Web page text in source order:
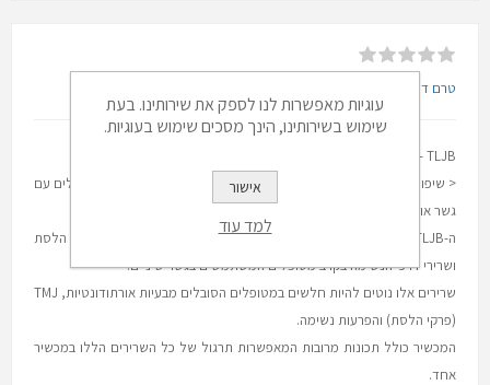
טרם דורג המוצר
Myotalea® Tongue, Lip & Jaw Appliance for Braces - TLJB
< שיפור כוח השרירים של הלשון, השפתיים, הלסת ודרכי הנשימה במטופלים עם
גשר אורתודונטי.
ה-TLJB מתמקד בשיפור חוזק וגמישות השרירים של הלשון, השפתיים, הלסת
ושרירי דרכי הנשימה בקרב מטופלים המשתמשים בגשר שיניים.
שרירים אלו נוטים להיות חלשים במטופלים הסובלים מבעיות אורתודונטיות, TMJ
(פרקי הלסת) והפרעות נשימה.
המכשיר כולל תכונות מרובות המאפשרות תרגול של כל השרירים הללו במכשיר
אחד.
עוגיות מאפשרות לנו לספק את שירותינו. בעת
שימוש בשירותינו, הינך מסכים שימוש בעוגיות.
אישור
למד עוד